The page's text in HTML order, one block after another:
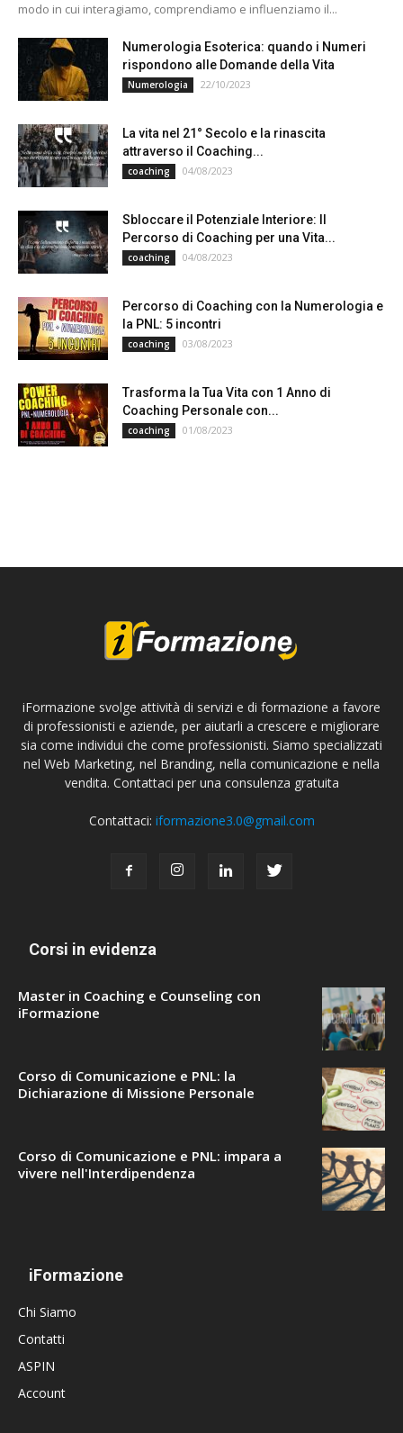
modo in cui interagiamo, comprendiamo e influenziamo il...
Numerologia Esoterica: quando i Numeri
rispondono alle Domande della Vita
Numerologia 22/10/2023
La vita nel 21° Secolo e la rinascita
attraverso il Coaching...
coaching 04/08/2023
Sbloccare il Potenziale Interiore: Il
Percorso di Coaching per una Vita...
coaching 04/08/2023
Percorso di Coaching con la Numerologia e
la PNL: 5 incontri
coaching 03/08/2023
Trasforma la Tua Vita con 1 Anno di
Coaching Personale con...
coaching 01/08/2023
iFormazione svolge attività di servizi e di formazione a favore
di professionisti e aziende, per aiutarli a crescere e migliorare
sia come individui che come professionisti. Siamo specializzati
nel Web Marketing, nel Branding, nella comunicazione e nella
vendita. Contattaci per una consulenza gratuita
Contattaci: iformazione3.0@gmail.com
Corsi in evidenza
Master in Coaching e Counseling con
iFormazione
Corso di Comunicazione e PNL: la
Dichiarazione di Missione Personale
Corso di Comunicazione e PNL: impara a
vivere nell'Interdipendenza
iFormazione
Chi Siamo
Contatti
ASPIN
Account